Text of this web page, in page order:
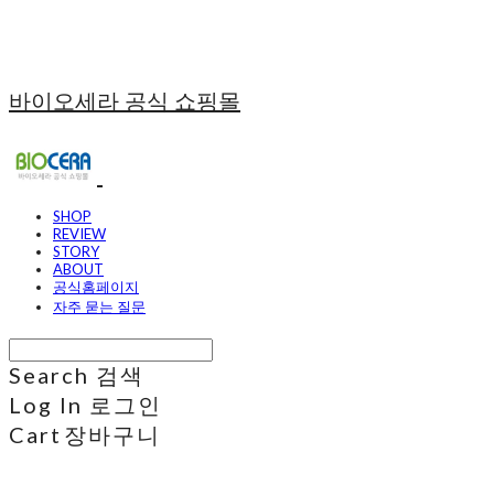
바이오세라 공식 쇼핑몰
SHOP
REVIEW
STORY
ABOUT
공식홈페이지
자주 묻는 질문
Search 검색
Log In 로그인
Cart 장바구니